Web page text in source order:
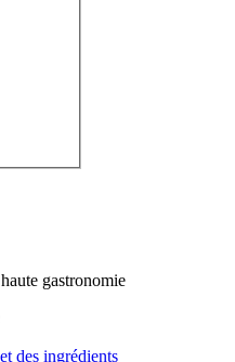
gastronomie
des ingrédients